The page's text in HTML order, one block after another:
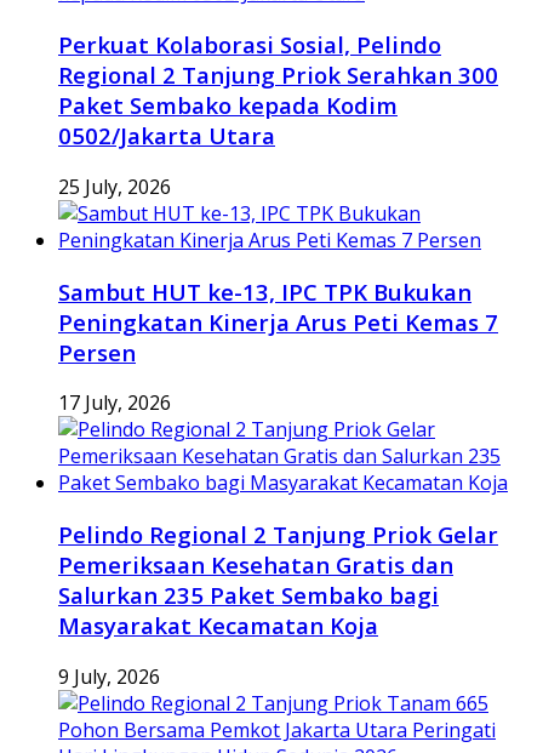
Perkuat Kolaborasi Sosial, Pelindo
Regional 2 Tanjung Priok Serahkan 300
Paket Sembako kepada Kodim
0502/Jakarta Utara
25 July, 2026
Sambut HUT ke-13, IPC TPK Bukukan
Peningkatan Kinerja Arus Peti Kemas 7
Persen
17 July, 2026
Pelindo Regional 2 Tanjung Priok Gelar
Pemeriksaan Kesehatan Gratis dan
Salurkan 235 Paket Sembako bagi
Masyarakat Kecamatan Koja
9 July, 2026